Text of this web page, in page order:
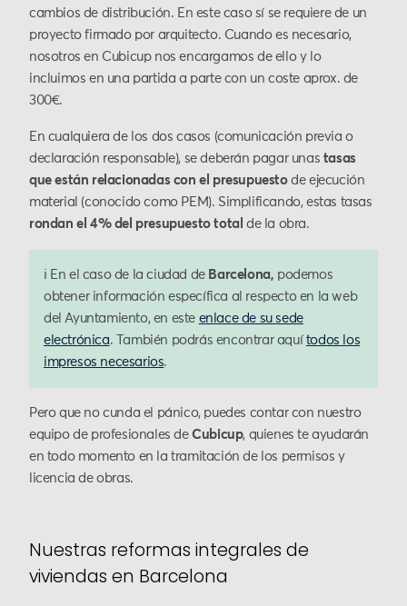
cambios de distribución. En este caso sí se requiere de un
proyecto firmado por arquitecto. Cuando es necesario,
nosotros en Cubicup nos encargamos de ello y lo
incluimos en una partida a parte con un coste aprox. de
300€.
En cualquiera de los dos casos (comunicación previa o
declaración responsable), se deberán pagar unas tasas
que están relacionadas con el presupuestode ejecución
material (conocido como PEM). Simplificando, estas tasas
rondan el 4% del presupuesto total de la obra.
ℹ️ En el caso de la ciudad de Barcelona, podemos
obtener información específica al respecto en la web
del Ayuntamiento, en este enlace de su sede
electrónica. También podrás encontrar aquí todos los
impresos necesarios.
Pero que no cunda el pánico, puedes contar con nuestro
equipo de profesionales deCubicup, quienes te ayudarán
en todo momento en la tramitación de los permisos y
licencia de obras.
Nuestras reformas integrales de
viviendas en Barcelona